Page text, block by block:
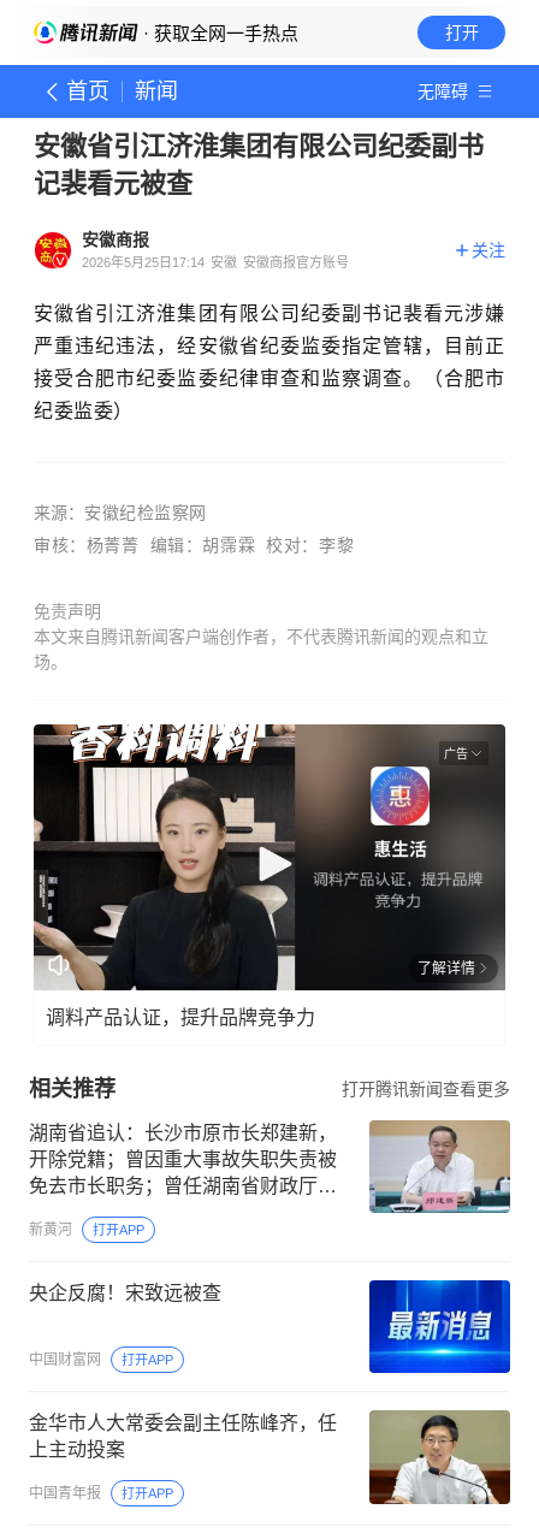
· 获取全网一手热点 打开
首页 新闻 无障碍
安徽省引江济淮集团有限公司纪委副书
记裴看元被查
安徽商报
2026年5月25日17:14 安徽 安徽商报官方账号
关注
安徽省引江济淮集团有限公司纪委副书记裴看元涉嫌
严重违纪违法，经安徽省纪委监委指定管辖，目前正
接受合肥市纪委监委纪律审查和监察调查。（合肥市
纪委监委）
来源： 安徽纪检监察网
审核：杨菁菁
编辑：胡霈霖校对：李黎
免责声明
本文来自腾讯新闻客户端创作者，不代表腾讯新闻的观点和立
场。
广告
了解详情
调料产品认证，提升品牌竞争力
相关推荐 打开腾讯新闻查看更多
湖南省追认：长沙市原市长郑建新，
开除党籍；曾因重大事故失职失责被
免去市长职务；曾任湖南省财政厅厅
长，衡阳市市长、市委书记
新黄河 打开APP
央企反腐！宋致远被查
中国财富网 打开APP
金华市人大常委会副主任陈峰齐，任
上主动投案
中国青年报 打开APP